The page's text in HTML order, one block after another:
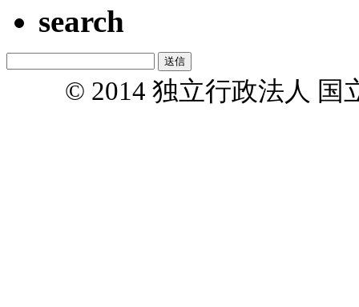
search
© 2014 独立行政法人 国